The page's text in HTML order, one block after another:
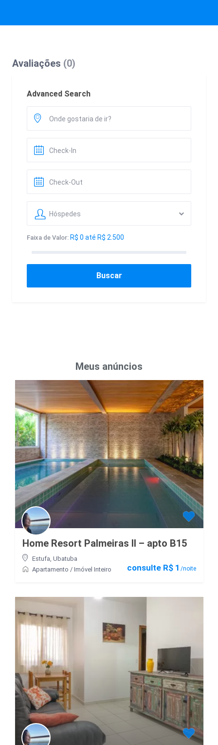
Avaliações (0)
Advanced Search
Hóspedes
Faixa de Valor: R$ 0 até R$ 2.500
Buscar
Meus anúncios
consulte R$ 1 /noite
Home Resort Palmeiras II – apto B15
Estufa Ubatuba
Apartamento / Imóvel Inteiro